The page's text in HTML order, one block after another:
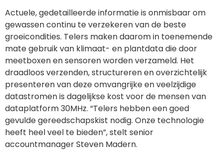
Actuele, gedetailleerde informatie is onmisbaar om
gewassen continu te verzekeren van de beste
groeicondities. Telers maken daarom in toenemende
mate gebruik van klimaat- en plantdata die door
meetboxen en sensoren worden verzameld. Het
draadloos verzenden, structureren en overzichtelijk
presenteren van deze omvangrijke en veelzijdige
datastromen is dagelijkse kost voor de mensen van
dataplatform 30MHz. “Telers hebben een goed
gevulde gereedschapskist nodig. Onze technologie
heeft heel veel te bieden”, stelt senior
accountmanager Steven Madern.